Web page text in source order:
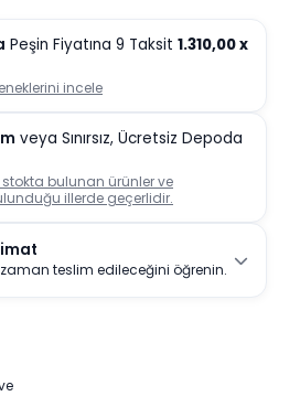
Peşin Fiyatına 9 Taksit 1.310,00x
incele
veya Sınırsız, Ücretsiz Depoda
bulunan ürünler ve
illerde geçerlidir.
teslim edileceğini öğrenin.